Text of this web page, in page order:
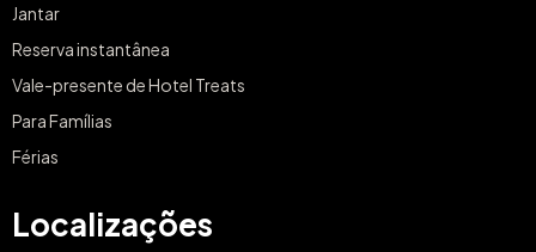
Jantar
Reserva instantânea
Vale-presente de Hotel Treats
Para Famílias
Férias
Localizações